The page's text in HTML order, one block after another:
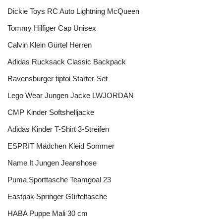
Dickie Toys RC Auto Lightning McQueen
Tommy Hilfiger Cap Unisex
Calvin Klein Gürtel Herren
Adidas Rucksack Classic Backpack
Ravensburger tiptoi Starter-Set
Lego Wear Jungen Jacke LWJORDAN
CMP Kinder Softshelljacke
Adidas Kinder T-Shirt 3-Streifen
ESPRIT Mädchen Kleid Sommer
Name It Jungen Jeanshose
Puma Sporttasche Teamgoal 23
Eastpak Springer Gürteltasche
HABA Puppe Mali 30 cm